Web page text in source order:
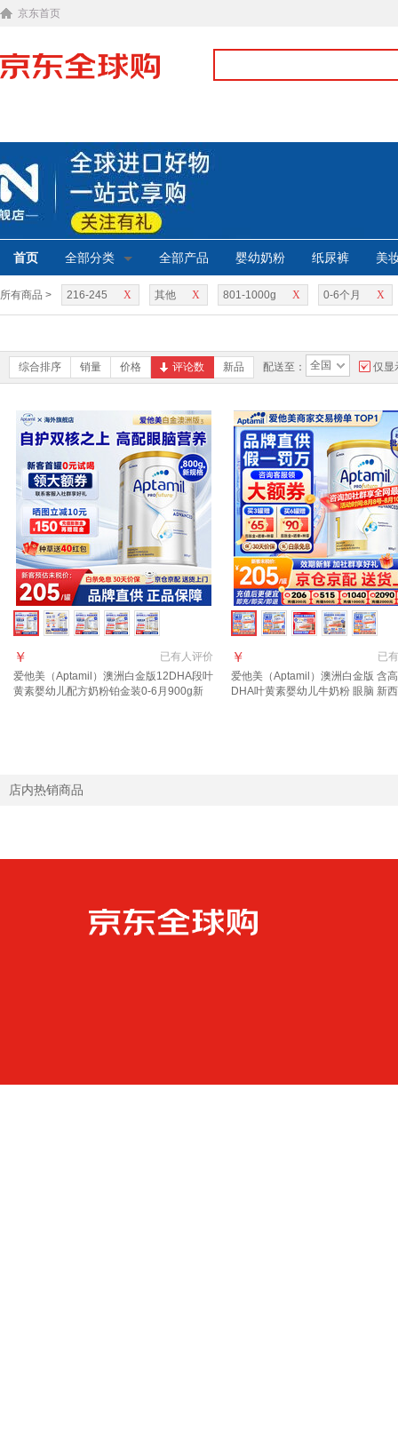
京东首页
首页 全部分类 全部产品 婴幼奶粉 纸尿裤 美
所有商品 > X
216-245 X
其他 X
801-1000g X
0-6个月
综合排序 销量 价格 评论数 新品 配送至： 全国 仅显
已有人评价
￥
爱他美（Aptamil）澳洲白金版12DHA段叶
黄素婴幼儿配方奶粉铂金装0-6月900g新
已有
￥
爱他美（Aptamil）澳洲白金版 含
DHA叶黄素婴幼儿牛奶粉 眼脑 新
店内热销商品